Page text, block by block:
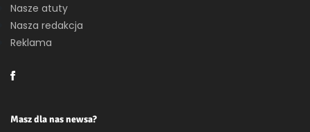
Nasze atuty
Nasza redakcja
Reklama
Masz dla nas newsa?